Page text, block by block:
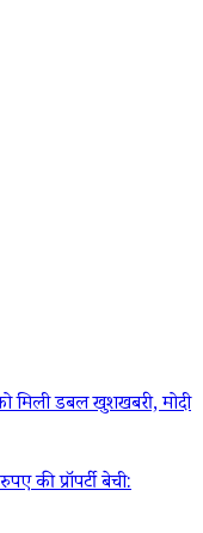
डबल खुशखबरी, मोदी
प्रॉपर्टी बेची: